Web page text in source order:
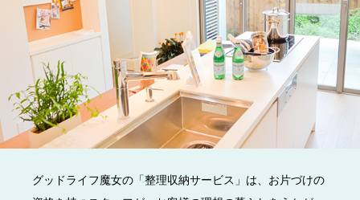
グッドライフ魔女の「整理収納サービス」は、お片づけの